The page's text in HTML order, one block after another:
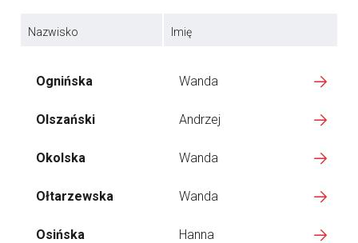
Nazwisko Imię
Ognińska Wanda
Olszański Andrzej
Okolska Wanda
Ołtarzewska Wanda
Osińska Hanna